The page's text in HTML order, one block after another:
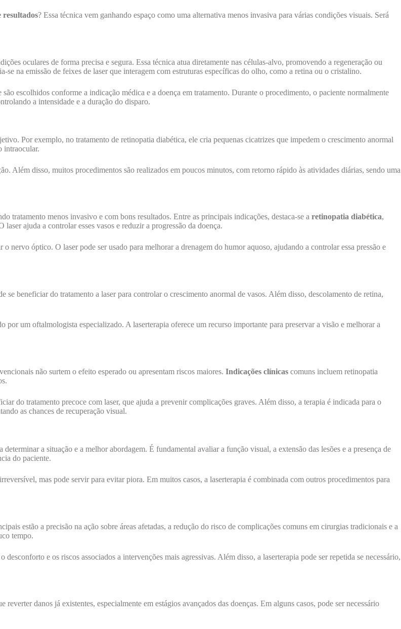
resultados? Essa técnica vem ganhando espaço como uma alternativa menos invasiva para várias condições visuais. Será
oculares de forma precisa e segura. Essa técnica atua diretamente nas células-alvo, promovendo a regeneração ou
na emissão de feixes de laser que interagem com estruturas específicas do olho, como a retina ou o cristalino.
escolhidos conforme a indicação médica e a doença em tratamento. Durante o procedimento, o paciente normalmente
a intensidade e a duração do disparo.
Por exemplo, no tratamento de retinopatia diabética, ele cria pequenas cicatrizes que impedem o crescimento anormal
intraocular.
Além disso, muitos procedimentos são realizados em poucos minutos, com retorno rápido às atividades diárias, sendo uma
tratamento menos invasivo e com bons resultados. Entre as principais indicações, destaca-se a retinopatia diabética,
ajuda a controlar esses vasos e reduzir a progressão da doença.
nervo óptico. O laser pode ser usado para melhorar a drenagem do humor aquoso, ajudando a controlar essa pressão e
se beneficiar do tratamento a laser para controlar o crescimento anormal de vasos. Além disso, descolamento de retina,
por um oftalmologista especializado. A laserterapia oferece um recurso importante para preservar a visão e melhorar a
não surtem o efeito esperado ou apresentam riscos maiores. Indicações clínicas comuns incluem retinopatia
do tratamento precoce com laser, que ajuda a prevenir complicações graves. Além disso, a terapia é indicada para o
as chances de recuperação visual.
a situação e a melhor abordagem. É fundamental avaliar a função visual, a extensão das lesões e a presença de
do paciente.
mas pode servir para evitar piora. Em muitos casos, a laserterapia é combinada com outros procedimentos para
estão a precisão na ação sobre áreas afetadas, a redução do risco de complicações comuns em cirurgias tradicionais e a
tempo.
e os riscos associados a intervenções mais agressivas. Além disso, a laserterapia pode ser repetida se necessário,
danos já existentes, especialmente em estágios avançados das doenças. Em alguns casos, pode ser necessário